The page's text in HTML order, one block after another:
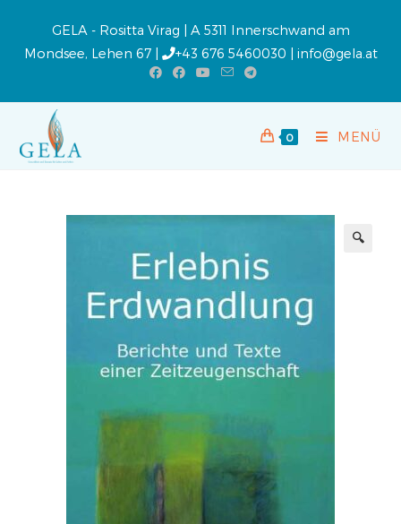
GELA - Rositta Virag | A 5311 Innerschwand am
Mondsee, Lehen 67 |
+43 676 5460030 | info@gela.at
0 MENÜ